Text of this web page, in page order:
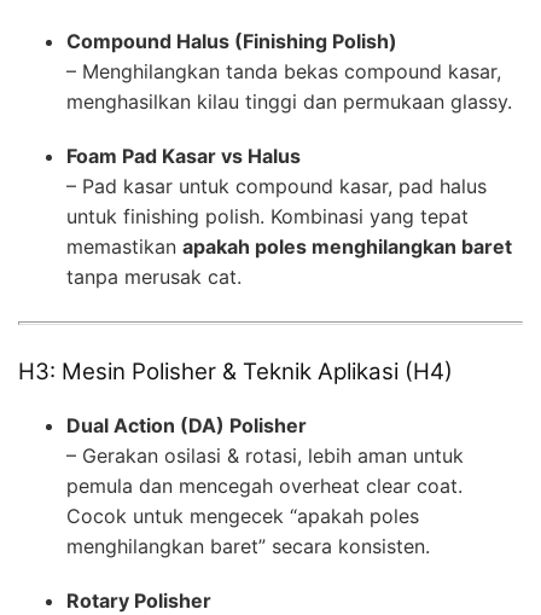
Compound Halus (Finishing Polish)
– Menghilangkan tanda bekas compound kasar,
menghasilkan kilau tinggi dan permukaan glassy.
Foam Pad Kasar vs Halus
– Pad kasar untuk compound kasar, pad halus
untuk finishing polish. Kombinasi yang tepat
memastikan apakah poles menghilangkan baret
tanpa merusak cat.
H3: Mesin Polisher & Teknik Aplikasi (H4)
Dual Action (DA) Polisher
– Gerakan osilasi & rotasi, lebih aman untuk
pemula dan mencegah overheat clear coat.
Cocok untuk mengecek “apakah poles
menghilangkan baret” secara konsisten.
Rotary Polisher